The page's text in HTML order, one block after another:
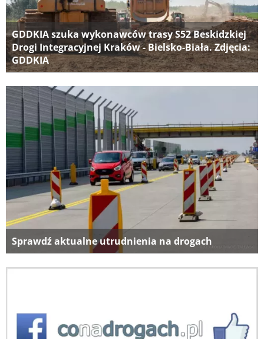
GDDKIA szuka wykonawców trasy S52 Beskidzkiej
Drogi Integracyjnej Kraków - Bielsko-Biała. Zdjęcia:
GDDKIA
Sprawdź aktualne utrudnienia na drogach